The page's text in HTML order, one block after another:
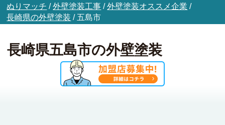
ぬりマッチ /外壁塗装工事 /外壁塗装オススメ企業 /
長崎県の外壁塗装 / 五島市
長崎県五島市の外壁塗装